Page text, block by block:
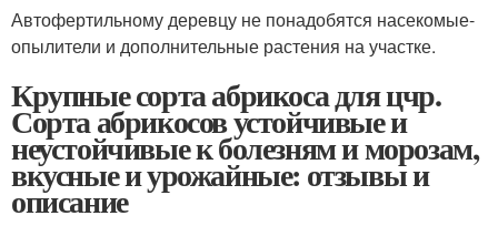
Автофертильному деревцу не понадобятся насекомые-
опылители и дополнительные растения на участке.
Крупные сорта абрикоса для цчр.
Сорта абрикосов устойчивые и
неустойчивые к болезням и морозам,
вкусные и урожайные: отзывы и
описание